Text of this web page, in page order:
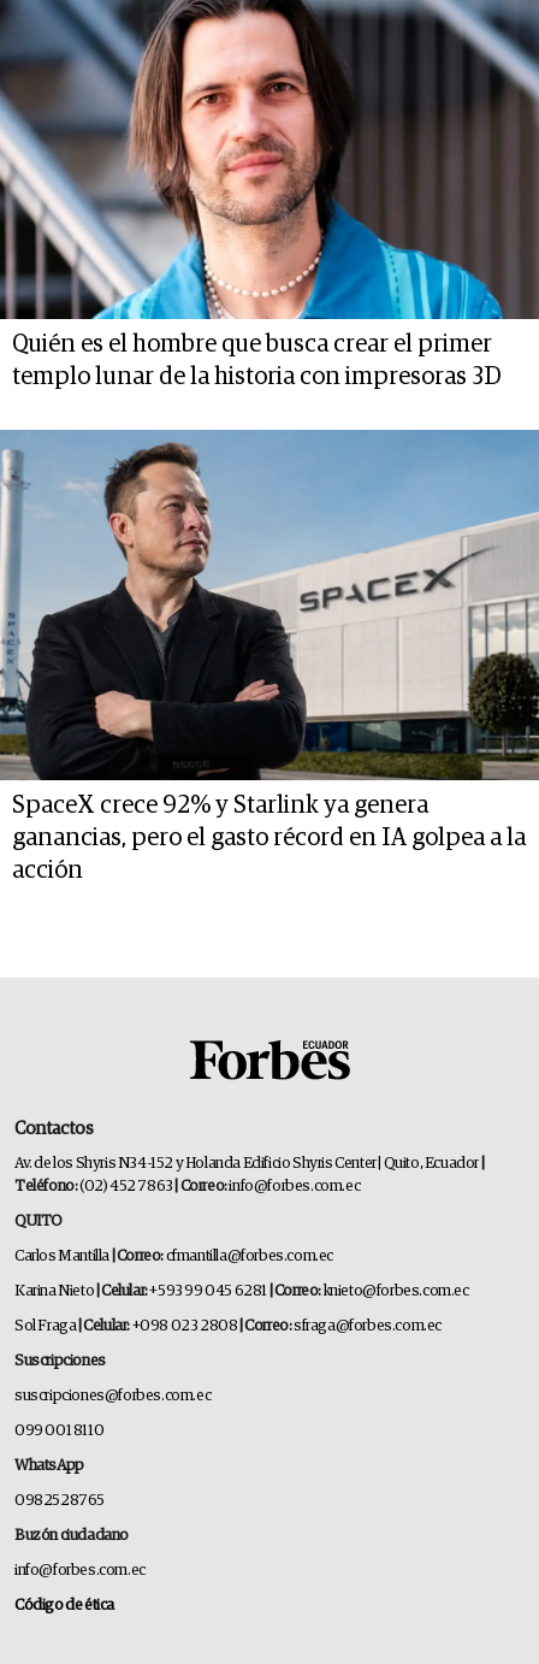
Quién es el hombre que busca crear el primer
templo lunar de la historia con impresoras 3D
SpaceX crece 92% y Starlink ya genera
ganancias, pero el gasto récord en IA golpea a la
acción
Contactos
Av. de los Shyris N34-152 y Holanda Edificio Shyris Center | Quito, Ecuador
Teléfono:(02) 452 7863 | Correo:info@forbes.com.ec
QUITO
Carlos Mantilla | Correo:cfmantilla@forbes.com.ec
Karina Nieto | Celular:+593 99 045 6281 | Correo:knieto@forbes.com.ec
Sol Fraga| Celular:+098 023 2808 | Correo:sfraga@forbes.com.ec
Suscripciones
suscripciones@forbes.com.ec
099 001 8110
WhatsApp
0982528765
Buzón ciudadano
info@forbes.com.ec
Código de ética